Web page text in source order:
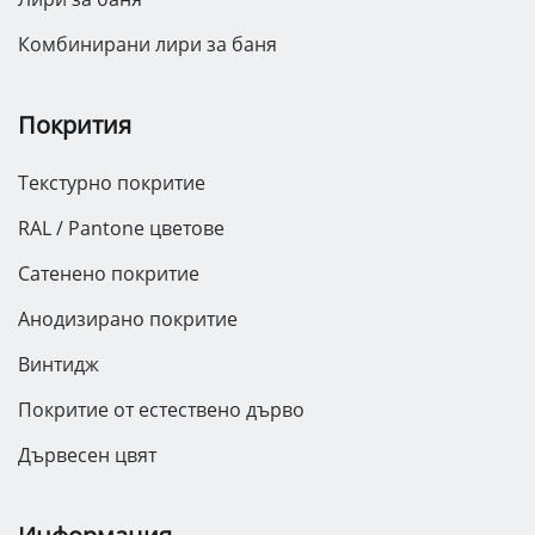
Комбинирани лири за баня
Покрития
Текстурно покритие
RAL / Pantone цветове
Сатенено покритие
Анодизирано покритие
Винтидж
Покритие от естествено дърво
Дървесен цвят